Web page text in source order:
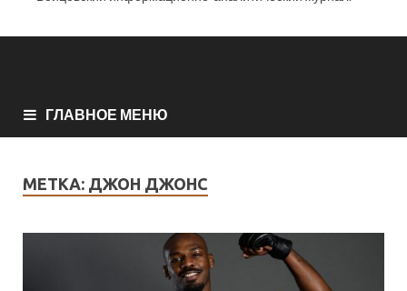
ГЛАВНОЕ МЕНЮ
МЕТКА: ДЖОН ДЖОНС